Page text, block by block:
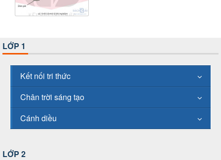
LỚP 1
Kết nối tri thức
Chân trời sáng tạo
Cánh diều
LỚP 2